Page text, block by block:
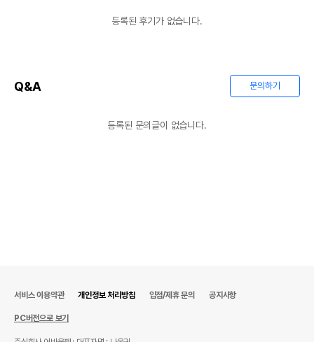
등록된 후기가 없습니다.
Q&A 문의하기
등록된 문의글이 없습니다.
서비스 이용약관 개인정보 처리방침 입점/제휴 문의 공지사항
PC버전으로 보기